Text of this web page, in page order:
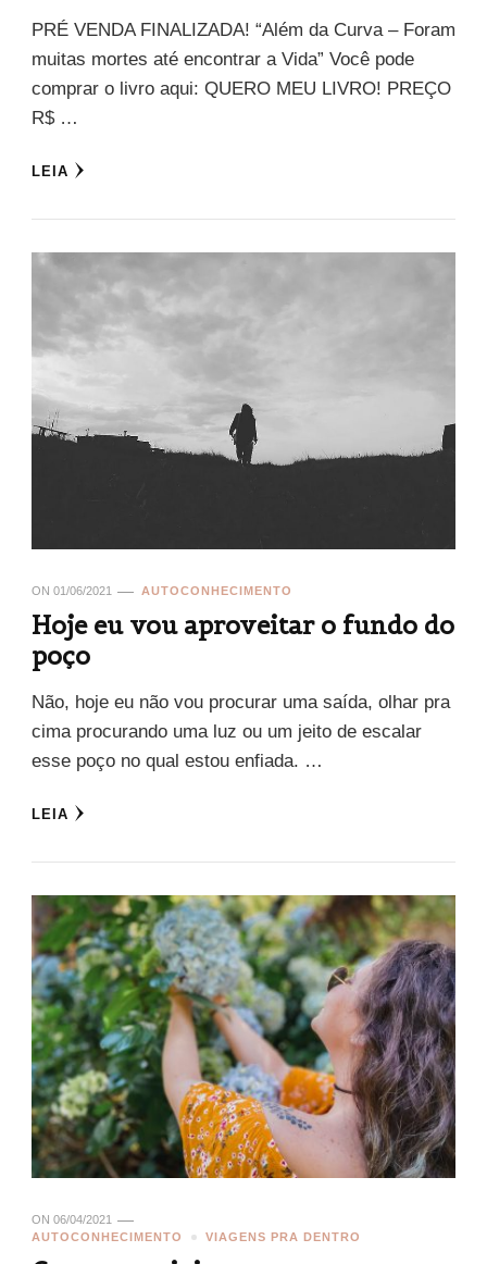
PRÉ VENDA FINALIZADA! “Além da Curva – Foram
muitas mortes até encontrar a Vida” Você pode
comprar o livro aqui: QUERO MEU LIVRO! PREÇO
R$ …
LEIA
ON 01/06/2021 AUTOCONHECIMENTO
Hoje eu vou aproveitar o fundo do
poço
Não, hoje eu não vou procurar uma saída, olhar pra
cima procurando uma luz ou um jeito de escalar
esse poço no qual estou enfiada. …
LEIA
ON 06/04/2021
AUTOCONHECIMENTO
VIAGENS PRA DENTRO